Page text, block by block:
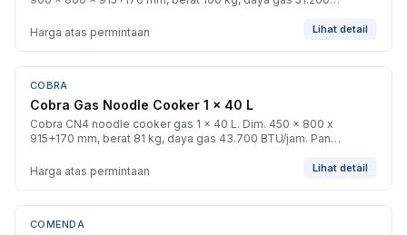
Harga atas permintaan
Lihat detail
BARU
COBRA
Cobra Gas Noodle Cooker 1 x 40 L
Cobra CN4 noodle cooker gas 1 x 40 L. Dim. 450 x 800 x
915+170 mm, berat 81 kg, daya gas 43.700 BTU/jam. Pan
Harga atas permintaan
Lihat detail
BARU
COMENDA